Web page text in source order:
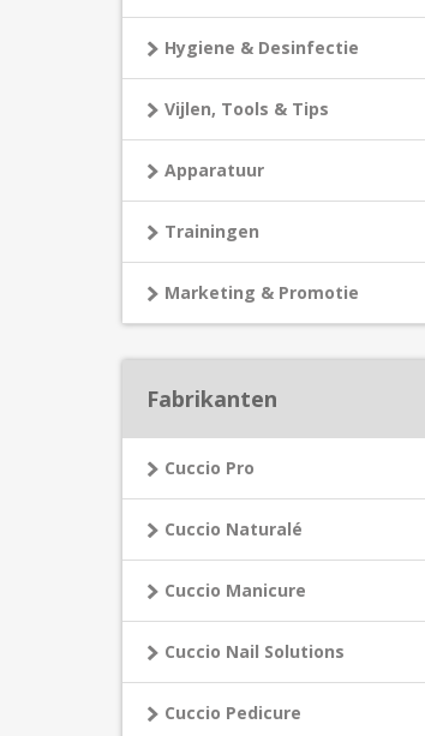
Hygiene & Desinfectie
Vijlen, Tools & Tips
Apparatuur
Trainingen
Marketing & Promotie
Fabrikanten
Cuccio Pro
Cuccio Naturalé
Cuccio Manicure
Cuccio Nail Solutions
Cuccio Pedicure